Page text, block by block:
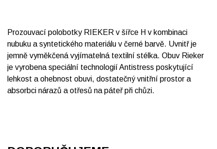
Prozouvací polobotky RIEKER v šířce H v kombinaci
nubuku a syntetického materiálu v černé barvě. Uvnitř je
jemně vyměkčená vyjímatelná textilní stélka. Obuv Rieker
je vyrobena speciální technologií Antistress poskytující
lehkost a ohebnost obuvi, dostatečný vnitřní prostor a
absorbci nárazů a otřesů na páteř při chůzi.